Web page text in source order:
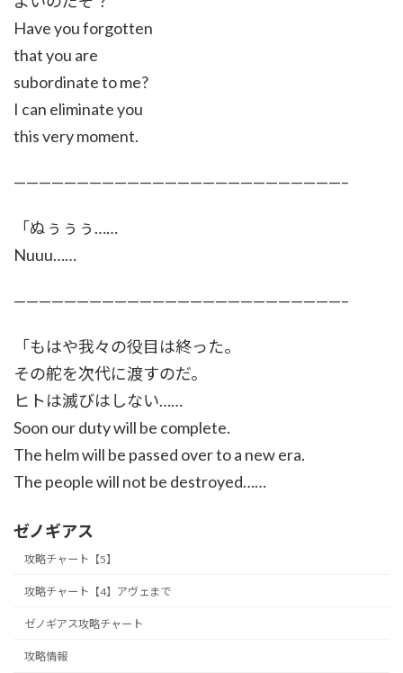
Have you forgotten
that you are
subordinate to me?
I can eliminate you
this very moment.
——————————————————————————–
「ぬぅぅぅ……
Nuuu……
——————————————————————————–
「もはや我々の役目は終った。
その舵を次代に渡すのだ。
ヒトは滅びはしない……
Soon our duty will be complete.
The helm will be passed over to a new era.
The people will not be destroyed……
ゼノギアス
攻略チャート【5】
攻略チャート【4】アヴェまで
ゼノギアス攻略チャート
攻略情報